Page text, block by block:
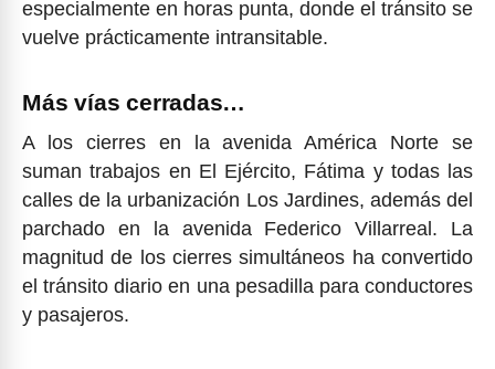
especialmente en horas punta, donde el tránsito se
vuelve prácticamente intransitable.
Más vías cerradas…
A los cierres en la avenida América Norte se
suman trabajos en El Ejército, Fátima y todas las
calles de la urbanización Los Jardines, además del
parchado en la avenida Federico Villarreal. La
magnitud de los cierres simultáneos ha convertido
el tránsito diario en una pesadilla para conductores
y pasajeros.